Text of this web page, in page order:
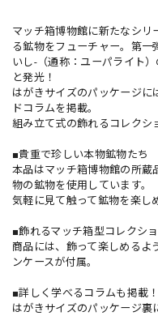
マッチ箱博物館に新たなシリ
る鉱物をフューチャー。第一
いし-（通称：ユーパライト
と発光！
はがきサイズのパッケージに
ドコラムを掲載。
組み立て式の飾れるコレクシ
■貴重で珍しい本物鉱物たち
本品はマッチ箱博物館の所蔵
物の鉱物を使用しています。
気軽に見て触って鉱物を楽し
■飾れるマッチ箱型コレクシ
商品には、飾って楽しめるよ
ンケースが付属。
■詳しく学べるコラムも掲載！
はがきサイズのパッケージ裏